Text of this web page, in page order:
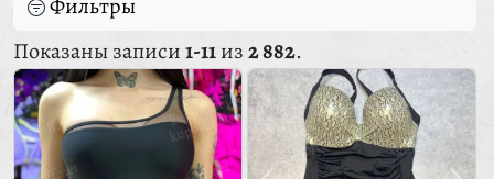
Фильтры
Показаны записи1-11из2 882.